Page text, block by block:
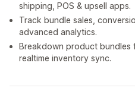
shipping, POS & upsell apps.
Track bundle sales,
advanced analytics.
Breakdown product bundles
realtime inventory sync.